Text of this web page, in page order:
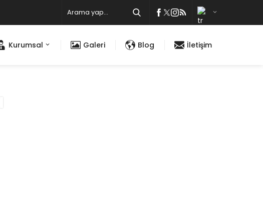
Kurumsal Galeri Blog İletişim